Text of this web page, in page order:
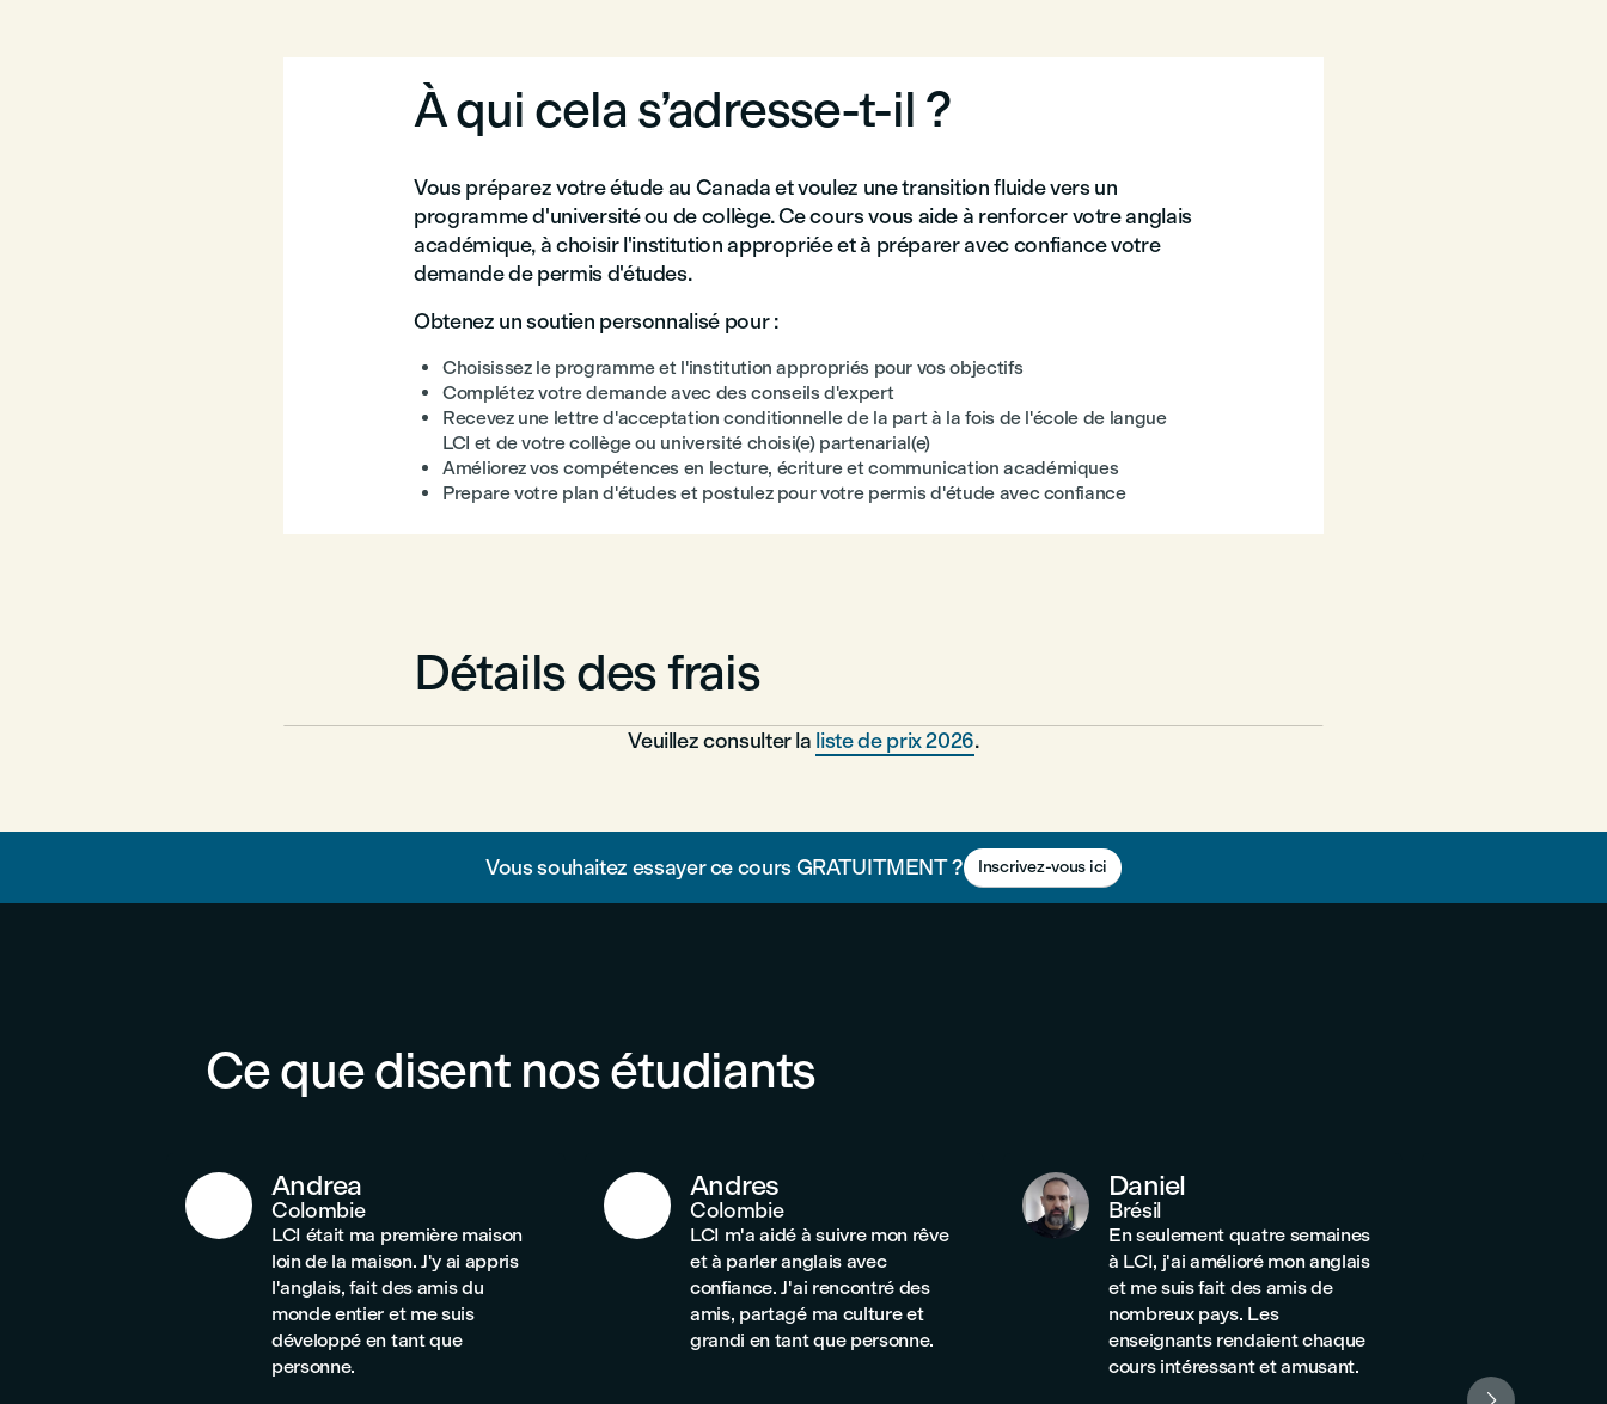
À qui cela s’adresse-t-il ?
Vous préparez votre étude au Canada et voulez une transition fluide vers un
programme d'université ou de collège. Ce cours vous aide à renforcer votre anglais
académique, à choisir l'institution appropriée et à préparer avec confiance votre
demande de permis d'études.
Obtenez un soutien personnalisé pour :
Choisissez le programme et l'institution appropriés pour vos objectifs
Complétez votre demande avec des conseils d'expert
Recevez une lettre d'acceptation conditionnelle de la part à la fois de l'école de langue
LCI et de votre collège ou université choisi(e) partenarial(e)
Améliorez vos compétences en lecture, écriture et communication académiques
Prepare votre plan d'études et postulez pour votre permis d'étude avec confiance
Détails des frais
Veuillez consulter la liste de prix 2026.
Vous souhaitez essayer ce cours GRATUITMENT ? Inscrivez-vous ici
Ce que disent nos étudiants
Andrea
Colombie
LCI était ma première maison
loin de la maison. J'y ai appris
l'anglais, fait des amis du
monde entier et me suis
développé en tant que
personne.
Andres
Colombie
LCI m'a aidé à suivre mon rêve
et à parler anglais avec
confiance. J'ai rencontré des
amis, partagé ma culture et
grandi en tant que personne.
Daniel
Brésil
En seulement quatre semaines
à LCI, j'ai amélioré mon anglais
et me suis fait des amis de
nombreux pays. Les
enseignants rendaient chaque
cours intéressant et amusant.